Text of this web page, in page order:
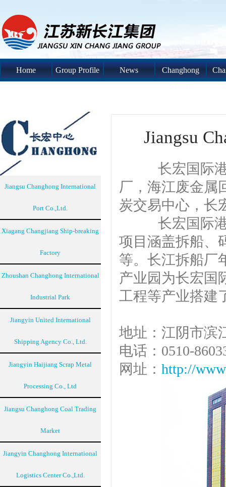
Home Group Profile News
Changhong
Jiangsu Changhong International
Port Co.,Ltd.
Xiagang Changjiang Ship-breaking
Factory
Zhoushan Changhong International
Industrial Park
Jiangyin United International
Shipping Agency Co., Ltd.
Jiangyin Haijiang Scrap Metal
Processing Co., Ltd
Jiangsu Changhong Coal Trading
Market
Jiangyin Changhong International
Logistics Center Co.,Ltd.
Jiangsu
长宏国际港口
厂，海江废金属
炭交易中心，长
长宏国际港
项目涵盖拆船、
等。长江拆船厂
产业园为长宏国
工程等产业搭建
地址：江阴市滨
电话：0510-
网址： http://